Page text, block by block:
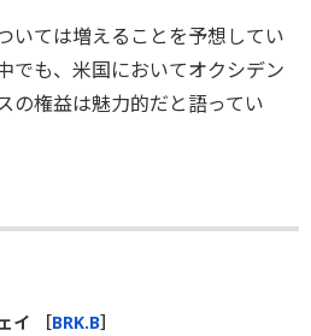
いては増えることを予想してい
でも、米国においてオクシデン
の権益は魅力的だと語ってい
イ ［BRK.B］